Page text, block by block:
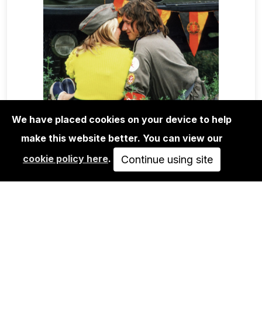
THOMAS HOEPKER: DDR / EAST
GERMANY – COLOUR…
We have placed cookies on your device to help
make this website better. You can view our
cookie policy here. Continue using site